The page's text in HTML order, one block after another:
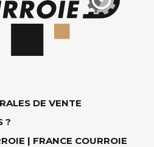
DE VENTE
?
| FRANCE COURROIE